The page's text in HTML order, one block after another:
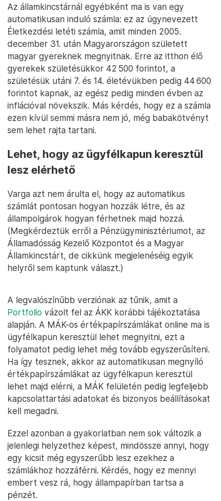
Az államkincstárnál egyébként ma is van egy
automatikusan induló számla: ez az úgynevezett
Életkezdési letéti számla, amit minden 2005.
december 31. után Magyarországon született
magyar gyereknek megnyitnak. Erre az itthon élő
gyerekek születésükkor 42 500 forintot, a
születésük utáni 7. és 14. életévükben pedig 44 600
forintot kapnak, az egész pedig minden évben az
inflációval növekszik. Más kérdés, hogy ez a számla
ezen kívül semmi másra nem jó, még babakötvényt
sem lehet rajta tartani.
Lehet, hogy az ügyfélkapun keresztül
lesz elérhető
Varga azt nem árulta el, hogy az automatikus
számlát pontosan hogyan hozzák létre, és az
állampolgárok hogyan férhetnek majd hozzá.
(Megkérdeztük erről a Pénzügyminisztériumot, az
Államadósság Kezelő Központot és a Magyar
Államkincstárt, de cikkünk megjelenéséig egyik
helyről sem kaptunk választ.)
A legvalószínűbb verziónak az tűnik, amit a
Portfolio vázolt fel az ÁKK korábbi tájékoztatása
alapján. A MÁK-os értékpapírszámlákat online ma is
ügyfélkapun keresztül lehet megnyitni, ezt a
folyamatot pedig lehet még tovább egyszerűsíteni.
Ha így tesznek, akkor az automatikusan megnyíló
értékpapírszámlákat az ügyfélkapun keresztül
lehet majd elérni, a MÁK felületén pedig legfeljebb
kapcsolattartási adatokat és bizonyos beállításokat
kell megadni.
Ezzel azonban a gyakorlatban nem sok változik a
jelenlegi helyzethez képest, mindössze annyi, hogy
egy kicsit még egyszerűbb lesz ezekhez a
számlákhoz hozzáférni. Kérdés, hogy ez mennyi
embert vesz rá, hogy állampapírban tartsa a
pénzét.